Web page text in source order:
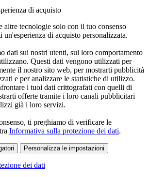
di acquisto
tecnologie solo con il tuo consenso
di acquisto personalizzata.
dati sui nostri utenti, sul loro comportamento
Questi dati vengono utilizzati per
il nostro sito web, per mostrarti pubblicità
e per analizzare le statistiche di utilizzo.
i tuoi dati crittografati con quelli di
offerte tramite i loro canali pubblicitari
già i loro servizi.
ti preghiamo di verificare le
Informativa sulla protezione dei dati.
Personalizza le impostazioni
dei dati